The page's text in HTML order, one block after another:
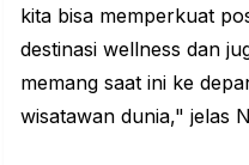
kita bisa memperkuat
destinasi wellness dan
memang saat ini ke
wisatawan dunia," jelas